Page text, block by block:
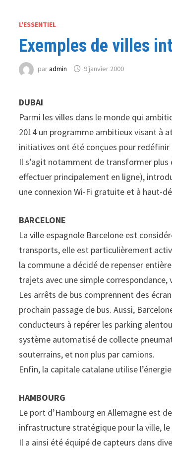
L'ESSENTIEL
Exemples de villes
paradmin 9 janvier 2000
DUBAI
Parmi les villes dans le monde qui
2014 un programme ambitieux visant à
initiatives ont été conçues pour
Il s’agit notamment de transformer plus
effectuer principalement en ligne),
une connexion Wi-Fi gratuite et à haut-
BARCELONE
La ville espagnole Barcelone est
transports, elle est particulièrement
la commune a décidé de repenser
trajets avec une simple correspondance,
Les arrêts de bus comprennent des
prochain passage de bus. Aussi,
conducteurs à repérer les parking
système automatisé de collecte
souterrains, et non plus par camions.
Enfin, la capitale catalane utilise
HAMBOURG
Le port d’Hambourg en Allemagne est
infrastructure stratégique pour la ville,
Il a ainsi été équipé de capteurs dans